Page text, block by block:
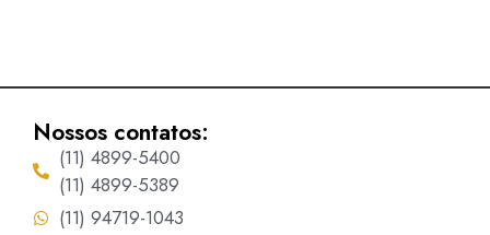
Nossos contatos:
(11) 4899-5400
(11) 4899-5389
(11) 94719-1043